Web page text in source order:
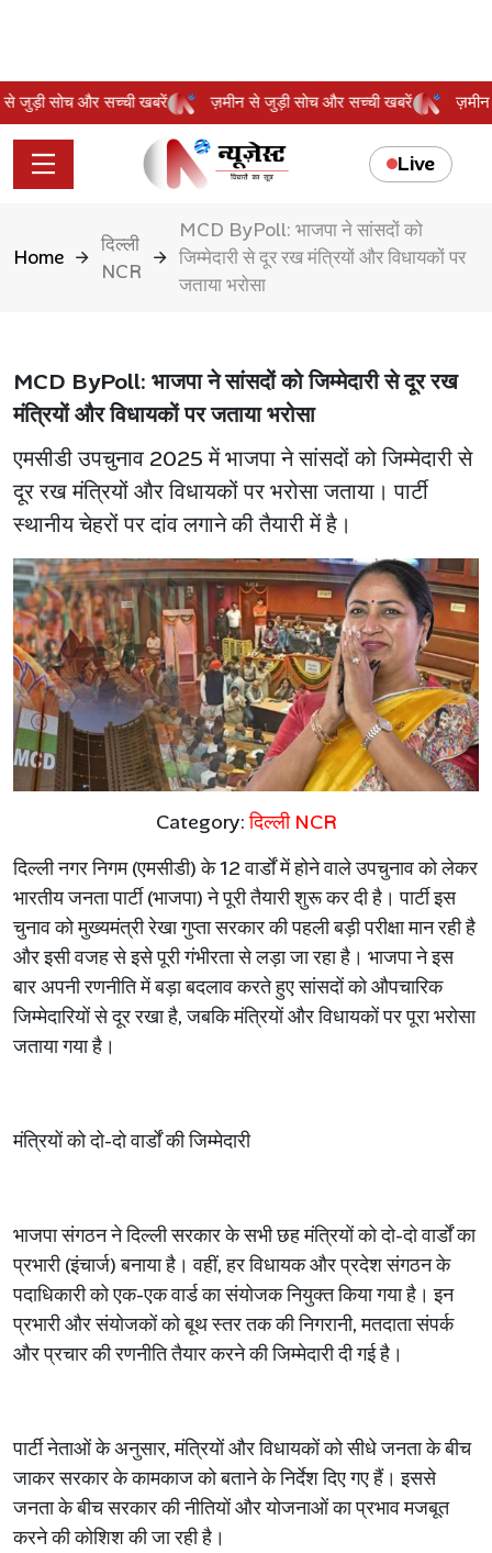
से जुड़ी सोच और सच्ची खबरें ज़मीन से जुड़ी सोच और सच्ची खबरें
Live
Home
दिल्ली
NCR
MCD ByPoll: भाजपा ने सांसदों को
जिम्मेदारी से दूर रख मंत्रियों और विधायकों पर
जताया भरोसा
MCD ByPoll: भाजपा ने सांसदों को जिम्मेदारी से दूर रख
मंत्रियों और विधायकों पर जताया भरोसा
एमसीडी उपचुनाव 2025 में भाजपा ने सांसदों को जिम्मेदारी से
दूर रख मंत्रियों और विधायकों पर भरोसा जताया। पार्टी
स्थानीय चेहरों पर दांव लगाने की तैयारी में है।
Category:दिल्ली NCR
दिल्ली नगर निगम (एमसीडी) के 12 वार्डों में होने वाले उपचुनाव को लेकर
भारतीय जनता पार्टी (भाजपा) ने पूरी तैयारी शुरू कर दी है। पार्टी इस
चुनाव को मुख्यमंत्री रेखा गुप्ता सरकार की पहली बड़ी परीक्षा मान रही है
और इसी वजह से इसे पूरी गंभीरता से लड़ा जा रहा है। भाजपा ने इस
बार अपनी रणनीति में बड़ा बदलाव करते हुए सांसदों को औपचारिक
जिम्मेदारियों से दूर रखा है, जबकि मंत्रियों और विधायकों पर पूरा भरोसा
जताया गया है।
मंत्रियों को दो-दो वार्डों की जिम्मेदारी
भाजपा संगठन ने दिल्ली सरकार के सभी छह मंत्रियों को दो-दो वार्डों का
प्रभारी (इंचार्ज) बनाया है। वहीं, हर विधायक और प्रदेश संगठन के
पदाधिकारी को एक-एक वार्ड का संयोजक नियुक्त किया गया है। इन
प्रभारी और संयोजकों को बूथ स्तर तक की निगरानी, मतदाता संपर्क
और प्रचार की रणनीति तैयार करने की जिम्मेदारी दी गई है।
पार्टी नेताओं के अनुसार, मंत्रियों और विधायकों को सीधे जनता के बीच
जाकर सरकार के कामकाज को बताने के निर्देश दिए गए हैं। इससे
जनता के बीच सरकार की नीतियों और योजनाओं का प्रभाव मजबूत
करने की कोशिश की जा रही है।